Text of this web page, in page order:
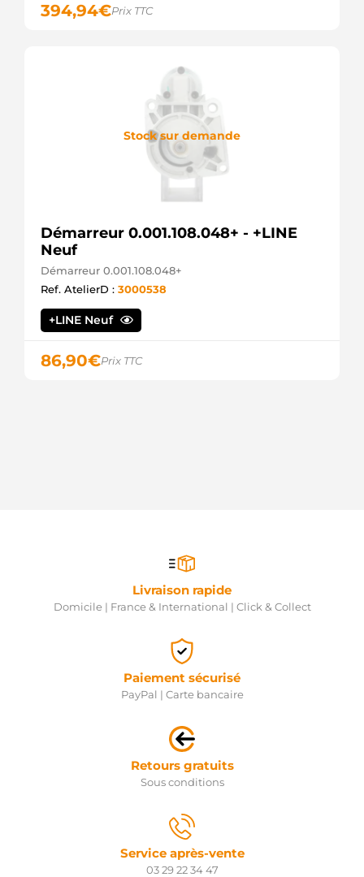
394,94€Prix TTC
Stock sur demande
Démarreur 0.001.108.048+ - +LINE
Neuf
Démarreur 0.001.108.048+
Ref. AtelierD : 3000538
+LINE Neuf
86,90€Prix TTC
Livraison rapide
Domicile | France & International | Click & Collect
Paiement sécurisé
PayPal | Carte bancaire
Retours gratuits
Sous conditions
Service après-vente
03 29 22 34 47